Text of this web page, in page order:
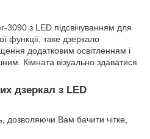
3090 з LED підсвічуванням для
функції, таке дзеркало
додатковим освітленням і
Кімната візуально здаватися
дзеркал з LED
дозволяючи Вам бачити чітке,